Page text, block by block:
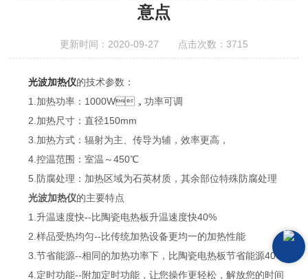
意点
更新时间：2020-09-27 点击次数：3715
光波加热仪的技术参数：
1.加热功率：1000W，功率可调
2.加热尺寸：直径150mm
3.加热方式：辐射为主、传导为辅，效率更高，
4.控温范围：室温～450℃
5.防腐处理：加热区域为石英材质，其余部位特殊防腐处理
光波加热仪的主要特点
1.升温速度快--比陶瓷电热板升温速度快40%
2.样品受热均匀--比传统加热设备更均一的加热性能
3.节省能源--相同的加热功率下，比陶瓷电热板节省能源40%
4.定时功能--附加定时功能，让您操作更轻松，解放您的时间